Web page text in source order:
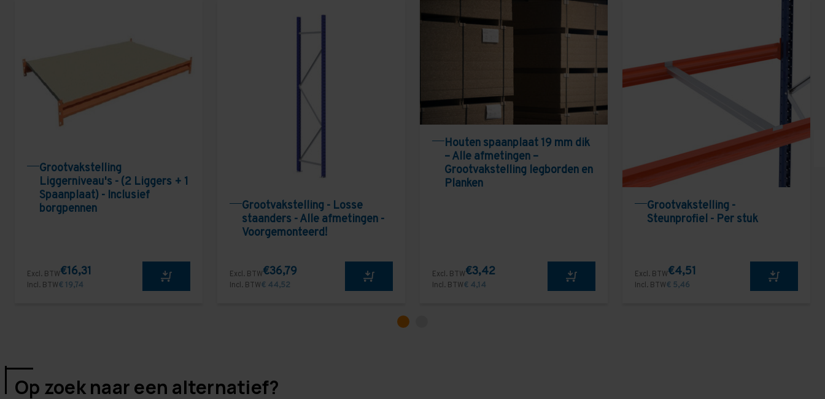
Grootvakstelling
Liggerniveau's - (2 Liggers + 1
Spaanplaat) - Inclusief
borgpennen
Excl. BTW€16,31
Incl. BTW€ 19,74
Grootvakstelling - Losse
staanders - Alle afmetingen -
Voorgemonteerd!
Excl. BTW€36,79
Incl. BTW€ 44,52
Houten spaanplaat 19 mm dik
– Alle afmetingen –
Grootvakstelling legborden en
Planken
Excl. BTW€3,42
Incl. BTW€ 4,14
Grootvakstelling -
Steunprofiel - Per stuk
Excl. BTW€4,51
Incl. BTW€ 5,46
Op zoek naar een alternatief?